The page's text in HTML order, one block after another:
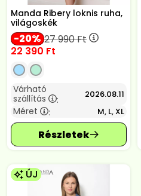
Manda Ribery loknis ruha,
világoskék
20 27 990Ft
22 390 Ft
Várható
szállítás
: 2026.08.11
Méret : M, L, XL
ÚJ